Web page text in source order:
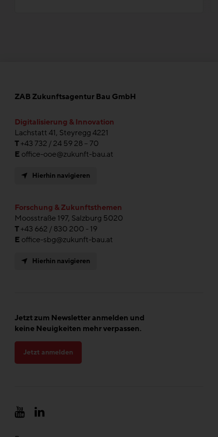
ZAB Zukunftsagentur Bau GmbH
Digitalisierung & Innovation
Lachstatt 41, Steyregg 4221
T+43 732 / 24 59 28 – 70
E office-ooe@zukunft-bau.at
Hierhin navigieren
Forschung & Zukunftsthemen
Moosstraße 197, Salzburg 5020
T+43 662 / 830 200 - 19
E office-sbg@zukunft-bau.at
Hierhin navigieren
Jetzt zum Newsletter anmelden und
keine Neuigkeiten mehr verpassen.
Jetzt anmelden